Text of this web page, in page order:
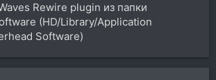
Rewire plugin из папки
(HD/Library/Application
Software)